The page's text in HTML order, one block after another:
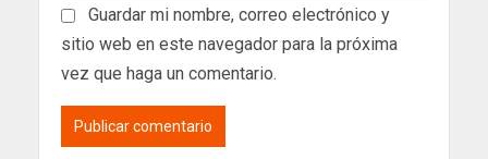
Guardar mi nombre, correo electrónico y
sitio web en este navegador para la próxima
vez que haga un comentario.